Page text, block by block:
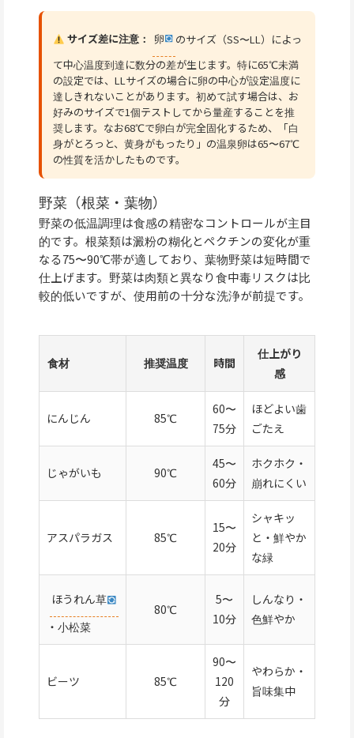
サイズ差に注意： 卵
のサイズ（SS〜LL）によっ
て中心温度到達に数分の差が生じます。特に65℃未満
の設定では、LLサイズの場合に卵の中心が設定温度に
達しきれないことがあります。初めて試す場合は、お
好みのサイズで1個テストしてから量産することを推
奨します。なお68℃で卵白が完全固化するため、「白
身がとろっと、黄身がもったり」の温泉卵は65〜67℃
の性質を活かしたものです。
野菜（根菜・葉物）
野菜の低温調理は食感の精密なコントロールが主目
的です。根菜類は澱粉の糊化とペクチンの変化が重
なる75〜90℃帯が適しており、葉物野菜は短時間で
仕上げます。野菜は肉類と異なり食中毒リスクは比
較的低いですが、使用前の十分な洗浄が前提です。
食材 推奨温度 時間
仕上がり
感
にんじん 85℃
60〜
75分
ほどよい歯
ごたえ
じゃがいも 90℃
45〜
60分
ホクホク・
崩れにくい
アスパラガス 85℃
15〜
20分
シャキッ
と・鮮やか
な緑
ほうれん草
・小松菜
80℃
5〜
10分
しんなり・
色鮮やか
ビーツ 85℃
90〜
120
分
やわらか・
旨味集中